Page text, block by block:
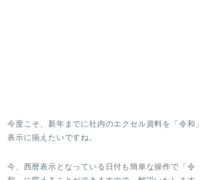
今度こそ、新年までに社内のエクセル資料を「令和」
表示に揃えたいですね。
今、西暦表示となっている日付も簡単な操作で「令